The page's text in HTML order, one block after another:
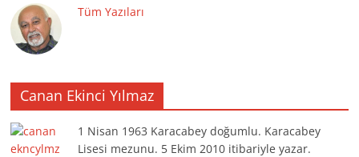
Tüm Yazıları
Canan Ekinci Yılmaz
1 Nisan 1963 Karacabey doğumlu. Karacabey
Lisesi mezunu. 5 Ekim 2010 itibariyle yazar.